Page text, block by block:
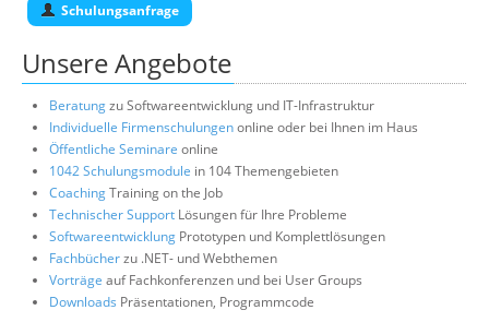
Schulungsanfrage
Unsere Angebote
Beratungzu Softwareentwicklung und IT-Infrastruktur
Individuelle Firmenschulungenonline oder bei Ihnen im Haus
Öffentliche Seminare online
1042 Schulungsmodule in 104 Themengebieten
CoachingTraining on the Job
Technischer Support Lösungen für Ihre Probleme
Softwareentwicklung Prototypen und Komplettlösungen
Fachbücherzu .NET- und Webthemen
Vorträge auf Fachkonferenzen und bei User Groups
Downloads Präsentationen, Programmcode